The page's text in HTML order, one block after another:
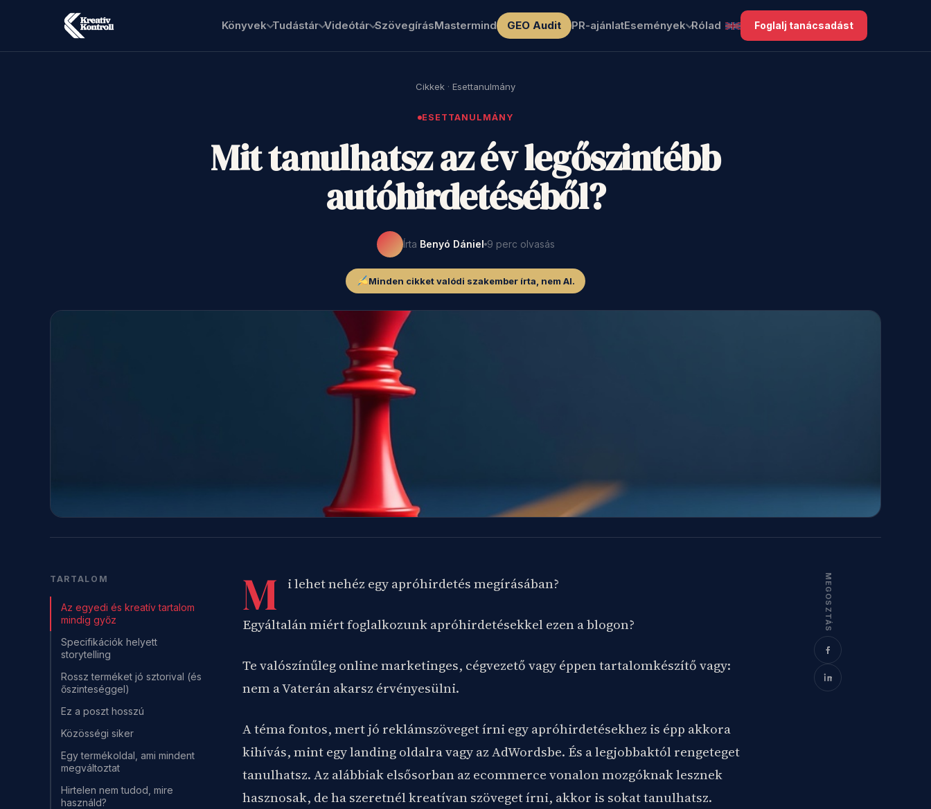
Könyvek Tudástár Videótár SzövegírásMastermind GEO Audit PR-ajánlatEsemények Rólad Foglalj tanácsadást
Cikkek · Esettanulmány
ESETTANULMÁNY
Mit tanulhatsz az év legőszintébb
autóhirdetéséből?
Írta Benyó Dániel 9 perc olvasás
Minden cikket valódi szakember írta, nem AI.
TARTALOM
Az egyedi és kreatív tartalom
mindig győz
Specifikációk helyett
storytelling
Rossz terméket jó sztorival (és
őszinteséggel)
Ez a poszt hosszú
Közösségi siker
Egy termékoldal, ami mindent
megváltoztat
Hirtelen nem tudod, mire
használd?
M i lehet nehéz egy apróhirdetés megírásában?
Egyáltalán miért foglalkozunk apróhirdetésekkel ezen a blogon?
Te valószínűleg online marketinges, cégvezető vagy éppen tartalomkészítő vagy:
nem a Vaterán akarsz érvényesülni.
A téma fontos, mert jó reklámszöveget írni egy apróhirdetésekhez is épp akkora
kihívás, mint egy landing oldalra vagy az AdWordsbe. És a legjobbaktól rengeteget
tanulhatsz. Az alábbiak elsősorban az ecommerce vonalon mozgóknak lesznek
hasznosak, de ha szeretnél kreatívan szöveget írni, akkor is sokat tanulhatsz.
MEGOSZTÁS